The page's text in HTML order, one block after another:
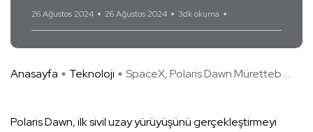
26 Ağustos 2024 26 Ağustos 2024 3dk okuma
Anasayfa Teknoloji SpaceX, Polaris Dawn Müretteb ...
Polaris Dawn, ilk sivil uzay yürüyüşünü gerçekleştirmeyi